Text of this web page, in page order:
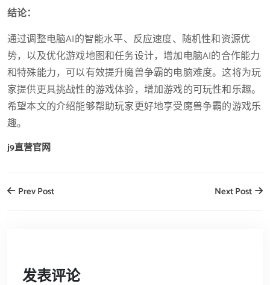
结论：
通过调整电脑AI的智能水平、反应速度、随机性和资源优
势，以及优化游戏地图和任务设计，增加电脑AI的合作能力
和特殊能力，可以有效提升魔兽争霸的电脑难度。这将为玩
家提供更具挑战性的游戏体验，增加游戏的可玩性和乐趣。
希望本文的介绍能够帮助玩家更好地享受魔兽争霸的游戏乐
趣。
j9直营官网
Prev Post Next Post
发表评论